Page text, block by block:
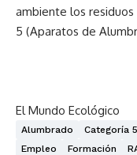
ambiente los residuos
5 (Aparatos de
El Mundo Ecológico
Alumbrado Categoría 5
Empleo
Formación